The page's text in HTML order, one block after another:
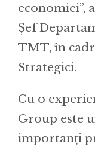
economiei”,
Șef
TMT, în
Strategici.
Cu o
Group este
importanți